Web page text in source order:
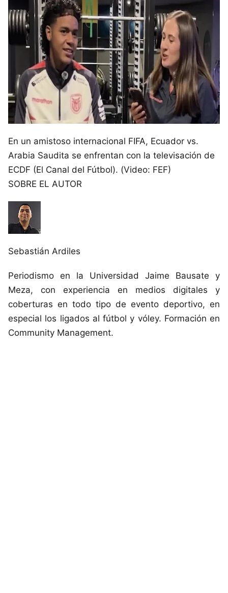
En un amistoso internacional FIFA, Ecuador vs.
Arabia Saudita se enfrentan con la televisación de
ECDF (El Canal del Fútbol). (Video: FEF)
SOBRE EL AUTOR
Sebastián Ardiles
Periodismo en la Universidad Jaime Bausate y
Meza, con experiencia en medios digitales y
coberturas en todo tipo de evento deportivo, en
especial los ligados al fútbol y vóley. Formación en
Community Management.